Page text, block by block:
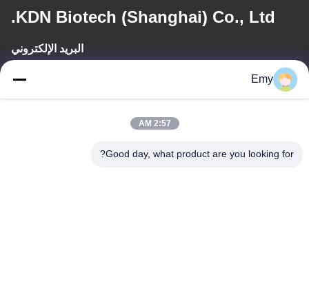
KDN Biotech (Shanghai) Co., Ltd.
البريد الإلكتروني
panxy@vlandgroup.com
Emy
2:57 AM
Good day, what product are you looking for?